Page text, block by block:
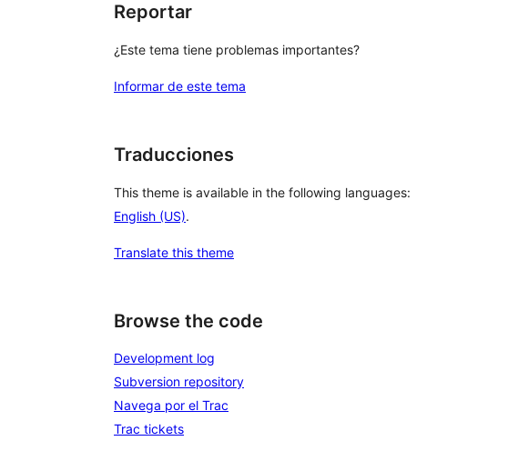
Reportar
¿Este tema tiene problemas importantes?
Informar de este tema
Traducciones
This theme is available in the following languages:
English (US).
Translate this theme
Browse the code
Development log
Subversion repository
Navega por el Trac
Trac tickets